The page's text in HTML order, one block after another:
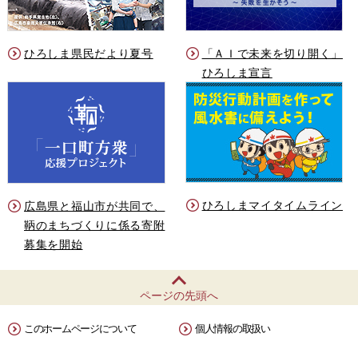
ひろしま県民だより夏号
「ＡＩで未来を切り開く」
ひろしま宣言
広島県と福山市が共同で、
鞆のまちづくりに係る寄附
募集を開始
ひろしまマイタイムライン
ページの先頭へ
このホームページについて 個人情報の取扱い